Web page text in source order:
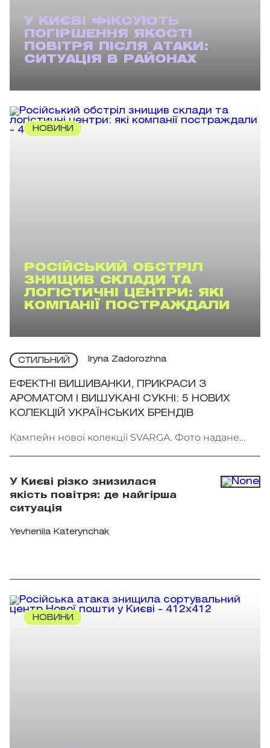
У КИЄВІ ФІКСУЮТЬ
ПОГІРШЕННЯ ЯКОСТІ
ПОВІТРЯ ПІСЛЯ АТАКИ:
СИТУАЦІЯ В РАЙОНАХ
НОВИНИ
РОСІЙСЬКИЙ ОБСТРІЛ
ЗНИЩИВ СКЛАДИ ТА
ЛОГІСТИЧНІ ЦЕНТРИ: ЯКІ
КОМПАНІЇ ПОСТРАЖДАЛИ
СТИЛЬНИЙ Iryna Zadorozhna
ЕФЕКТНІ ВИШИВАНКИ, ПРИКРАСИ З
АРОМАТОМ І ВИШУКАНІ СУКНІ: 5 НОВИХ
КОЛЕКЦІЙ УКРАЇНСЬКИХ БРЕНДІВ
Кампейн нової колекції SVARGA. Фото надане
У Києві різко знизилася
якість повітря: де найгірша
ситуація
Yevheniia Katerynchak
НОВИНИ